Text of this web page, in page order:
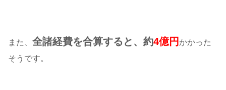
また、 全諸経費を合算すると、約4億円かかった
そうです。